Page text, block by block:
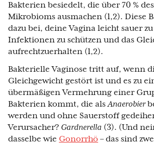
Bakterien besiedelt, die über 70 %
Mikrobioms ausmachen (1,2). Diese
dazu bei, deine Vagina leicht sauer
Infektionen zu schützen und das
aufrechtzuerhalten (1,2).
Bakterielle Vaginose tritt auf, wenn
Gleichgewicht gestört ist und es zu
übermäßigen Vermehrung einer
Bakterien kommt, die alsAnaerobier
werden und ohne Sauerstoff
Verursacher? Gardnerella (3). (Und
dasselbe wie Gonorrhö – das sind